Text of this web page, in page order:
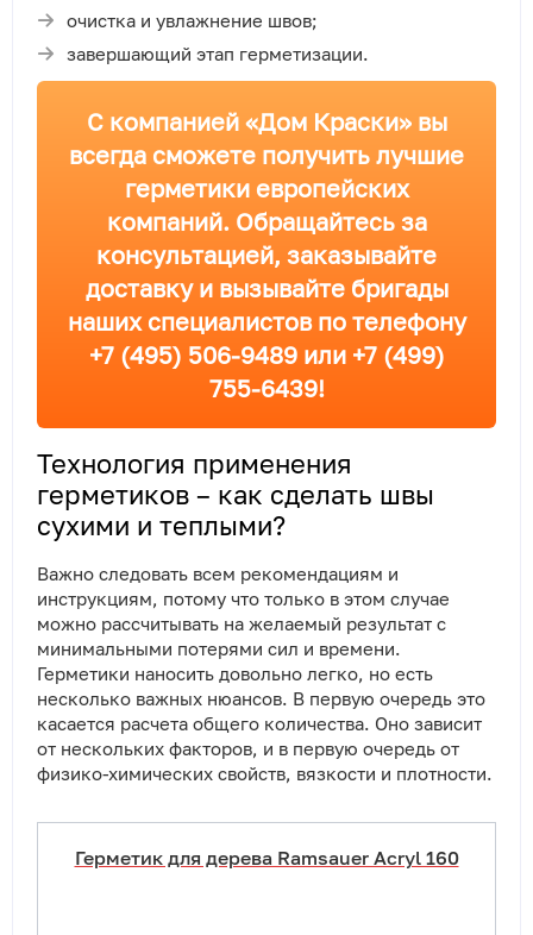
очистка и увлажнение швов;
завершающий этап герметизации.
С компанией «Дом Краски» вы
всегда сможете получить лучшие
герметики европейских
компаний. Обращайтесь за
консультацией, заказывайте
доставку и вызывайте бригады
наших специалистов по телефону
+7 (495) 506-9489 или +7 (499)
755-6439!
Технология применения
герметиков – как сделать швы
сухими и теплыми?
Важно следовать всем рекомендациям и
инструкциям, потому что только в этом случае
можно рассчитывать на желаемый результат с
минимальными потерями сил и времени.
Герметики наносить довольно легко, но есть
несколько важных нюансов. В первую очередь это
касается расчета общего количества. Оно зависит
от нескольких факторов, и в первую очередь от
физико-химических свойств, вязкости и плотности.
Герметик для дерева Ramsauer Acryl 160